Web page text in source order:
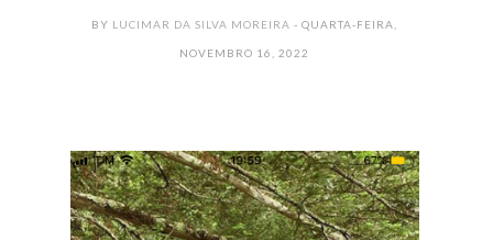
BY LUCIMAR DA SILVA MOREIRA- QUARTA-FEIRA,
NOVEMBRO 16, 2022